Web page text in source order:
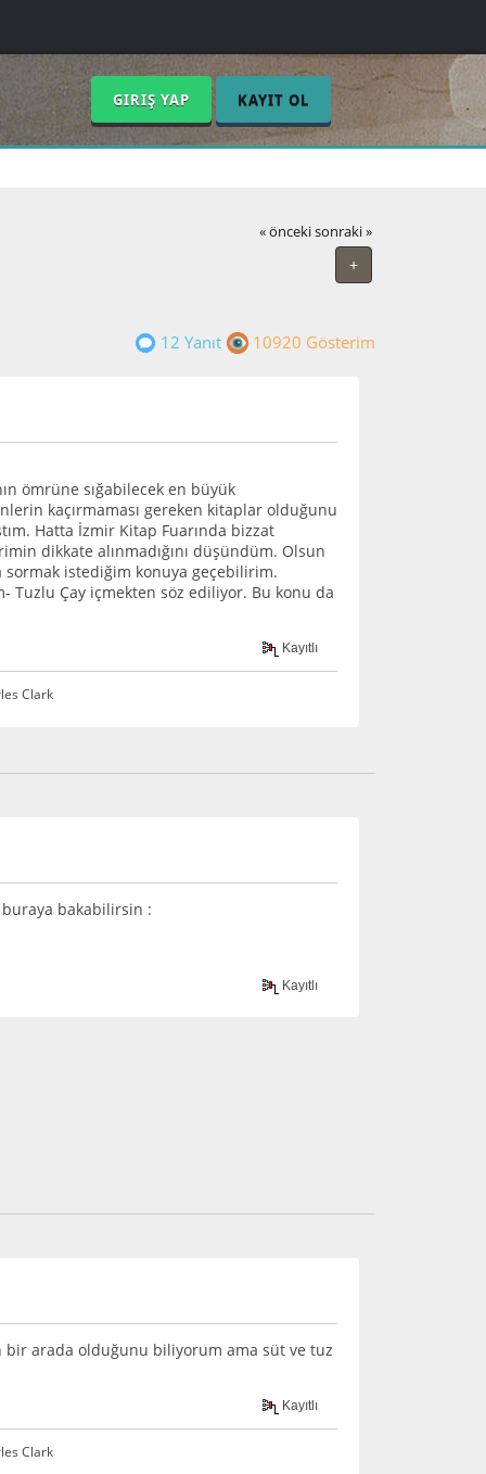
GIRIŞ YAP KAYIT OL
« önceki sonraki »
+
12 Yanıt 10920 Gösterim
ömrüne sığabilecek en büyük
kaçırmaması gereken kitaplar olduğunu
Hatta İzmir Kitap Fuarında bizzat
dikkate alınmadığını düşündüm. Olsun
sormak istediğim konuya geçebilirim.
Tuzlu Çay içmekten söz ediliyor. Bu konu da
Kayıtlı
Clark
buraya bakabilirsin :
Kayıtlı
bir arada olduğunu biliyorum ama süt ve tuz
Kayıtlı
Clark